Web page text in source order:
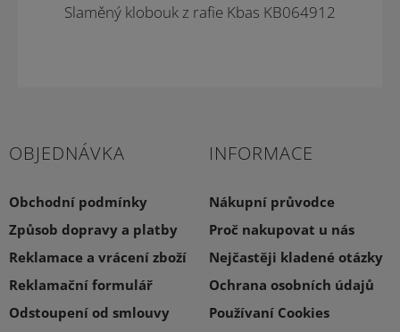
Slaměný klobouk z rafie Kbas KB064912
OBJEDNÁVKA
Obchodní podmínky
Způsob dopravy a platby
Reklamace a vrácení zboží
Reklamační formulář
Odstoupení od smlouvy
INFORMACE
Nákupní průvodce
Proč nakupovat u nás
Nejčastěji kladené otázky
Ochrana osobních údajů
Používaní Cookies